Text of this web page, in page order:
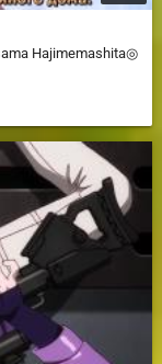
Hajimemashita◎